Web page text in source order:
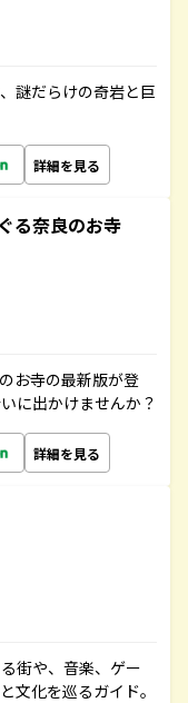
謎だらけの奇岩と巨
詳細を見る
る奈良のお寺
お寺の最新版が登
に出かけませんか？
詳細を見る
街や、音楽、ゲー
文化を巡るガイド。